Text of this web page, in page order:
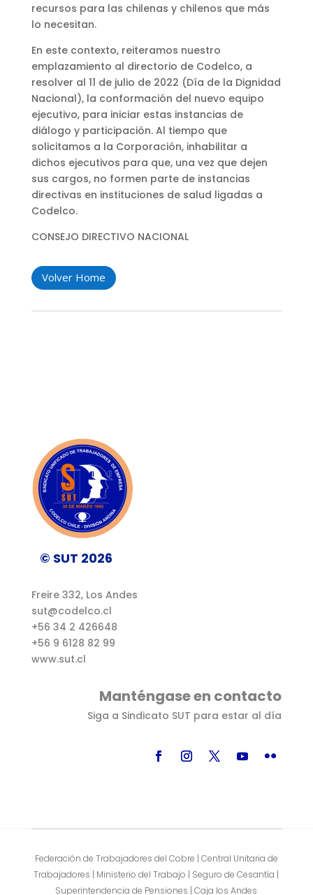
recursos para las chilenas y chilenos que más
lo necesitan.
En este contexto, reiteramos nuestro
emplazamiento al directorio de Codelco, a
resolver al 11 de julio de 2022 (Día de la Dignidad
Nacional), la conformación del nuevo equipo
ejecutivo, para iniciar estas instancias de
diálogo y participación. Al tiempo que
solicitamos a la Corporación, inhabilitar a
dichos ejecutivos para que, una vez que dejen
sus cargos, no formen parte de instancias
directivas en instituciones de salud ligadas a
Codelco.
CONSEJO DIRECTIVO NACIONAL
Volver Home
© SUT 2026
Freire 332, Los Andes
sut@codelco.cl
+56 34 2 426648
+56 9 6128 82 99
www.sut.cl
Manténgase en contacto
Siga a Sindicato SUT para estar al día
Federación de Trabajadores del Cobre | Central Unitaria de
Trabajadores | Ministerio del Trabajo | Seguro de Cesantía |
Superintendencia de Pensiones | Caja los Andes